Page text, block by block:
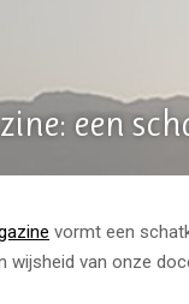
een
vormt een
wijsheid van onze